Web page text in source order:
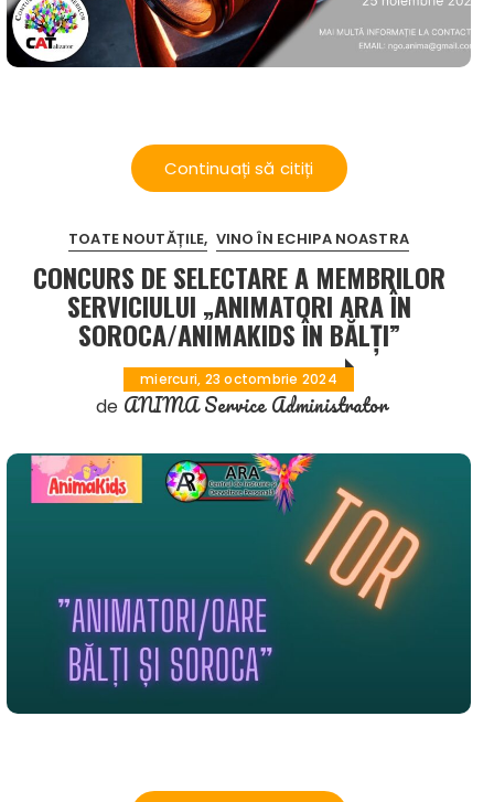
Continuați să citiți
TOATE NOUTĂȚILE VINO ÎN ECHIPA NOASTRA
CONCURS DE SELECTARE A MEMBRILOR
SERVICIULUI „ANIMATORI ARA ÎN
SOROCA/ANIMAKIDS ÎN BĂLȚI”
miercuri, 23 octombrie 2024
de ANIMA Service Administrator